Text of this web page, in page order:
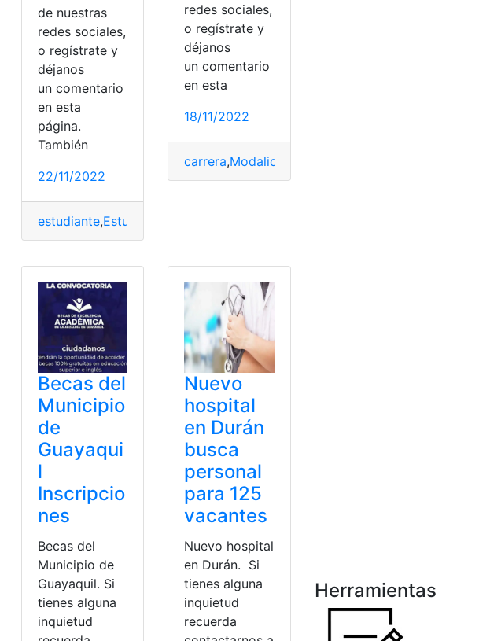
de nuestras
redes sociales,
o regístrate y
déjanos
un comentario
en esta
página.
También
22/11/2022
estudiante,Estudiantes
redes sociales,
o regístrate y
déjanos
un comentario
en esta
18/11/2022
carrera,Modalidad
Becas del
Municipio
de
Guayaqui
l
Inscripcio
nes
Becas del
Municipio de
Guayaquil. Si
tienes alguna
inquietud
Nuevo
hospital
en Durán
busca
personal
para 125
vacantes
Nuevo hospital
en Durán. Si
tienes alguna
inquietud
recuerda
Herramientas